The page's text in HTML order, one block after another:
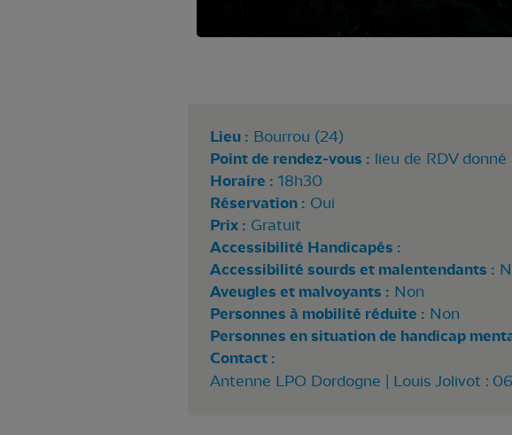
Lieu : Bourrou (24)
Point de rendez-vous : lieu de RDV
Horaire : 18h30
Réservation : Oui
Prix : Gratuit
Accessibilité Handicapés :
Accessibilité sourds et malentendants :
Aveugles et malvoyants : Non
Personnes à mobilité réduite : Non
Personnes en situation de handicap
Contact :
Antenne LPO Dordogne | Louis Jolivot :